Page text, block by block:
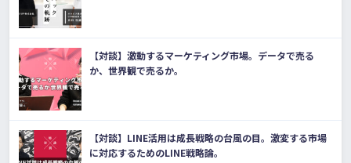
【対談】激動するマーケティング市場。データで売る
か、世界観で売るか。
【対談】LINE活用は成長戦略の台風の目。激変する市場
に対応するためのLINE戦略論。